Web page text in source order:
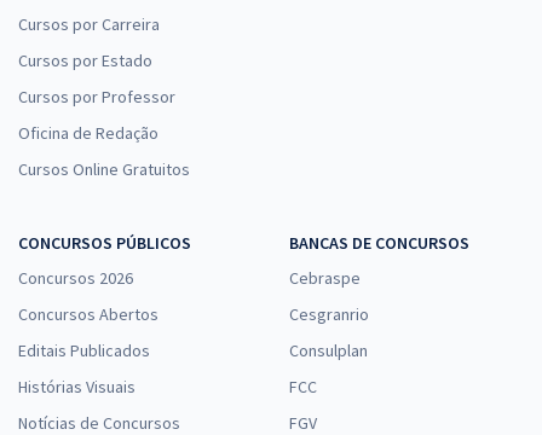
Cursos por Carreira
Cursos por Estado
Cursos por Professor
Oficina de Redação
Cursos Online Gratuitos
CONCURSOS PÚBLICOS
Concursos 2026
Concursos Abertos
Editais Publicados
Histórias Visuais
Notícias de Concursos
BANCAS DE CONCURSOS
Cebraspe
Cesgranrio
Consulplan
FCC
FGV